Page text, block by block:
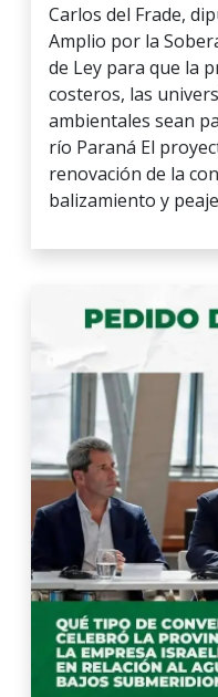
Carlos del Frade,
Amplio por la
de Ley para que la
costeros, las
ambientales sean
río Paraná El
renovación de la
balizamiento y